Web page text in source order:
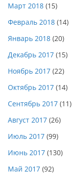
Март 2018 (15)
Февраль 2018 (14)
Январь 2018 (20)
Декабрь 2017 (15)
Ноябрь 2017 (22)
Октябрь 2017 (14)
Сентябрь 2017 (11)
Август 2017 (26)
Июль 2017 (99)
Июнь 2017 (130)
Май 2017 (92)